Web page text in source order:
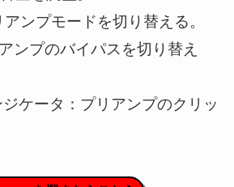
ンプモードを切り替える。
ンプのバイパスを切り替え
ケータ：プリアンプのクリッ